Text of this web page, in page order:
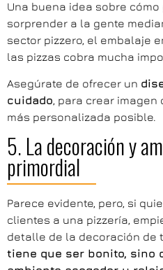
Una buena idea sobre
sorprender a la gente
sector pizzero, el embalaje
las pizzas cobra mucha
Asegúrate de ofrecer un
cuidado, para crear
más personalizada posible.
5. La decoración y
primordial
Parece evidente, pero, si
clientes a una pizzería,
detalle de la decoración de
tiene que ser bonito, sino